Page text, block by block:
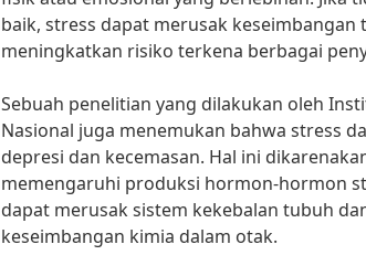
baik, stress dapat merusak
meningkatkan risiko terkena berbagai
Sebuah penelitian yang dilakukan oleh
Nasional juga menemukan bahwa stress
depresi dan kecemasan. Hal ini
memengaruhi produksi hormon-hormon
dapat merusak sistem kekebalan tubuh
keseimbangan kimia dalam otak.